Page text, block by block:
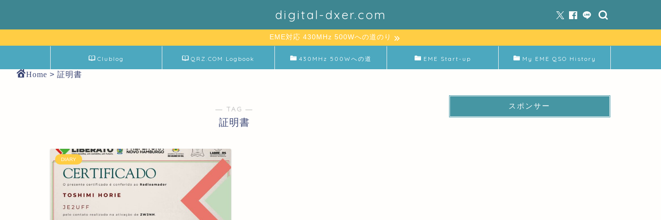
digital-dxer.com
EME対応 430MHz 500Wへの道のり
Clublog QRZ.COM Logbook 430MHz 500Wへの道 EME Start-up My EME QSO History
Home > 証明書
― TAG ―
証明書
DIARY
スポンサー